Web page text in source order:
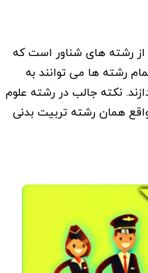
رشته های شناور است که
رشته ها می توانند به
نکته جالب در رشته علوم
همان رشته تربیت بدنی